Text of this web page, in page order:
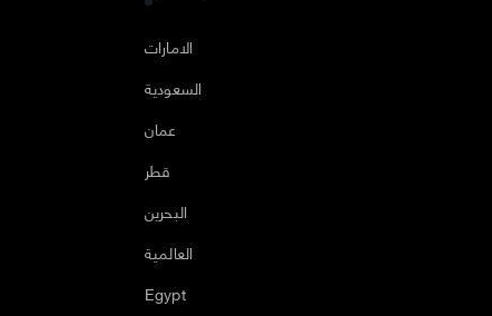
الامارات
السعودية
عمان
قطر
البحرين
العالمية
Egypt